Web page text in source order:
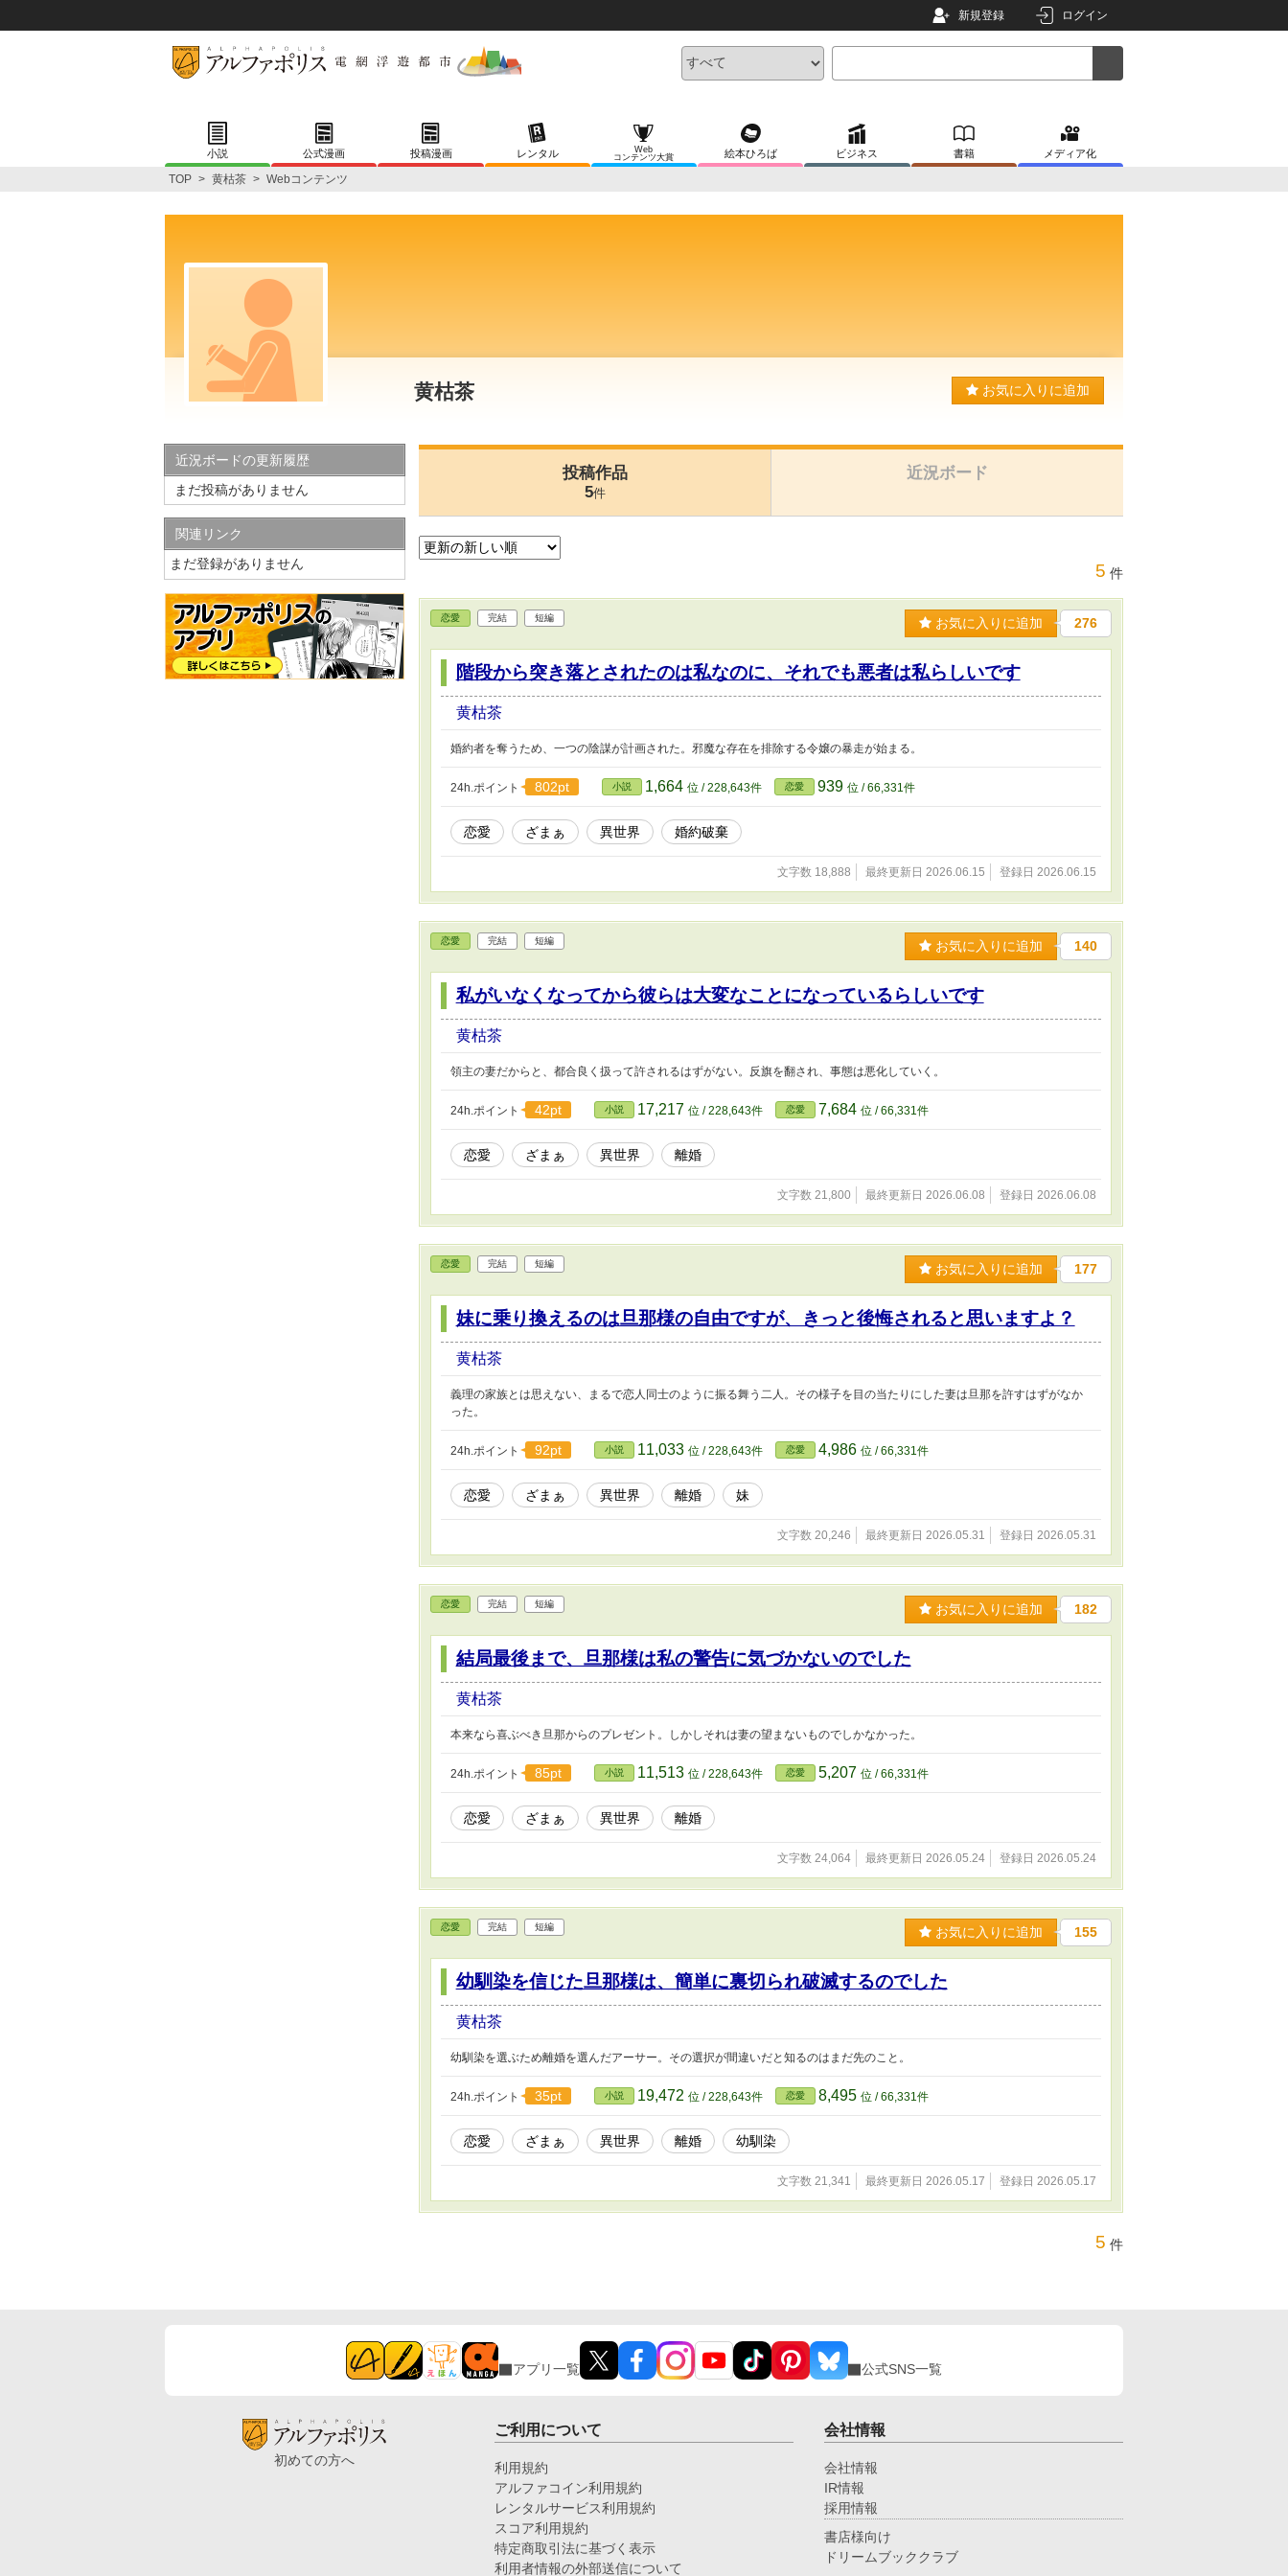
新規登録 ログイン
小説 公式漫画 投稿漫画 レンタル
Web
コンテンツ大賞
絵本ひろば ビジネス 書籍 メディア化
TOP > 黄枯茶 > Webコンテンツ
黄枯茶 お気に入りに追加
投稿作品
5件
近況ボード
5 件
恋愛 完結 短編 お気に入りに追加 276
階段から突き落とされたのは私なのに、それでも悪者は私らしいです
黄枯茶
婚約者を奪うため、一つの陰謀が計画された。邪魔な存在を排除する令嬢の暴走が始まる。
24h.ポイント 802pt 小説 1,664 位 / 228,643件 恋愛 939 位 / 66,331件
恋愛 ざまぁ 異世界 婚約破棄
文字数 18,888 最終更新日 2026.06.15 登録日 2026.06.15
恋愛 完結 短編 お気に入りに追加 140
私がいなくなってから彼らは大変なことになっているらしいです
黄枯茶
領主の妻だからと、都合良く扱って許されるはずがない。反旗を翻され、事態は悪化していく。
24h.ポイント 42pt 小説 17,217 位 / 228,643件 恋愛 7,684 位 / 66,331件
恋愛 ざまぁ 異世界 離婚
文字数 21,800 最終更新日 2026.06.08 登録日 2026.06.08
恋愛 完結 短編 お気に入りに追加 177
妹に乗り換えるのは旦那様の自由ですが、きっと後悔されると思いますよ？
黄枯茶
義理の家族とは思えない、まるで恋人同士のように振る舞う二人。その様子を目の当たりにした妻は旦那を許すはずがなか
った。
24h.ポイント 92pt 小説 11,033 位 / 228,643件 恋愛 4,986 位 / 66,331件
恋愛 ざまぁ 異世界 離婚 妹
文字数 20,246 最終更新日 2026.05.31 登録日 2026.05.31
恋愛 完結 短編 お気に入りに追加 182
結局最後まで、旦那様は私の警告に気づかないのでした
黄枯茶
本来なら喜ぶべき旦那からのプレゼント。しかしそれは妻の望まないものでしかなかった。
24h.ポイント 85pt 小説 11,513 位 / 228,643件 恋愛 5,207 位 / 66,331件
恋愛 ざまぁ 異世界 離婚
文字数 24,064 最終更新日 2026.05.24 登録日 2026.05.24
恋愛 完結 短編 お気に入りに追加 155
幼馴染を信じた旦那様は、簡単に裏切られ破滅するのでした
黄枯茶
幼馴染を選ぶため離婚を選んだアーサー。その選択が間違いだと知るのはまだ先のこと。
24h.ポイント 35pt 小説 19,472 位 / 228,643件 恋愛 8,495 位 / 66,331件
恋愛 ざまぁ 異世界 離婚 幼馴染
文字数 21,341 最終更新日 2026.05.17 登録日 2026.05.17
5 件
近況ボードの更新履歴
まだ投稿がありません
関連リンク
まだ登録がありません
アプリ一覧 公式SNS一覧
初めての方へ
ご利用について
利用規約
アルファコイン利用規約
レンタルサービス利用規約
スコア利用規約
特定商取引法に基づく表示
利用者情報の外部送信について
会社情報
会社情報
IR情報
採用情報
書店様向け
ドリームブッククラブ